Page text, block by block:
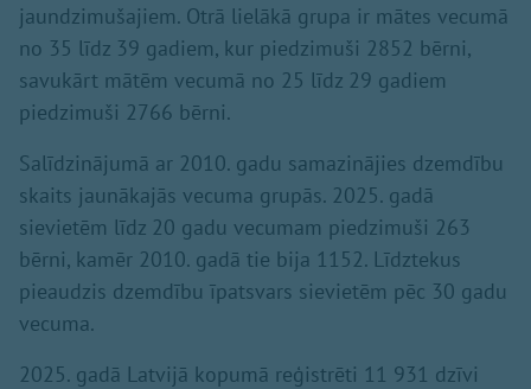
jaundzimušajiem. Otrā lielākā grupa ir mātes vecumā
no 35 līdz 39 gadiem, kur piedzimuši 2852 bērni,
savukārt mātēm vecumā no 25 līdz 29 gadiem
piedzimuši 2766 bērni.
Salīdzinājumā ar 2010. gadu samazinājies dzemdību
skaits jaunākajās vecuma grupās. 2025. gadā
sievietēm līdz 20 gadu vecumam piedzimuši 263
bērni, kamēr 2010. gadā tie bija 1152. Līdztekus
pieaudzis dzemdību īpatsvars sievietēm pēc 30 gadu
vecuma.
2025. gadā Latvijā kopumā reģistrēti 11 931 dzīvi